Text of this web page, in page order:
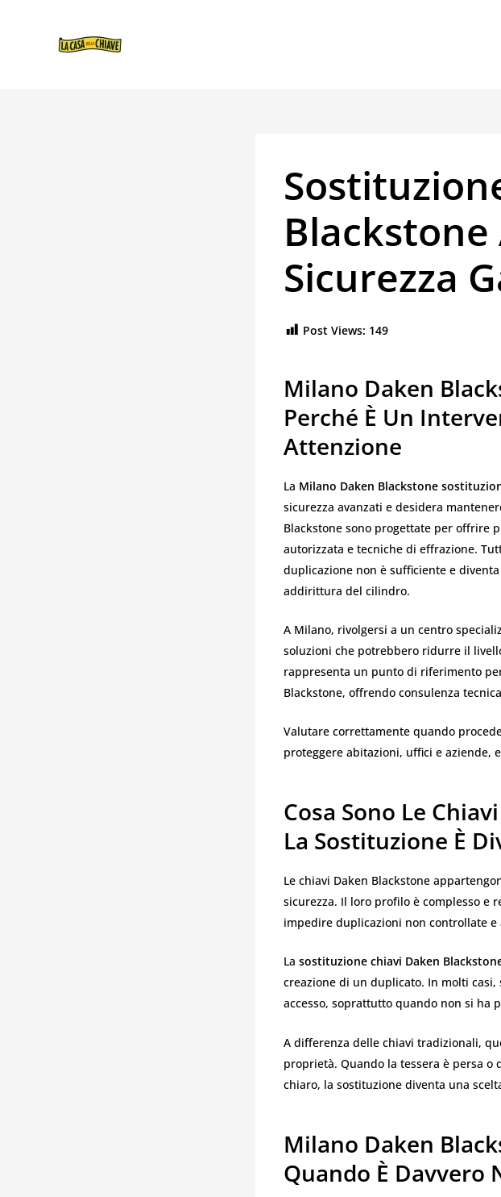
CONTENUTO
Sicurezza
Post Views: 149
Milano Daken
Perché È Un
Attenzione
La Milano Daken Blackstone
sicurezza avanzati e desidera
Blackstone sono progettate per offrire
autorizzata e tecniche di effrazione.
duplicazione non è sufficiente e
addirittura del cilindro.
A Milano, rivolgersi a un centro
soluzioni che potrebbero ridurre il
rappresenta un punto di riferimento
Blackstone, offrendo consulenza
Valutare correttamente quando
proteggere abitazioni, uffici e aziende,
Cosa Sono Le
La Sostituzione È
Le chiavi Daken Blackstone
sicurezza. Il loro profilo è complesso e
impedire duplicazioni non controllate
La sostituzione chiavi Daken
creazione di un duplicato. In molti
accesso, soprattutto quando non si ha
A differenza delle chiavi tradizionali,
proprietà. Quando la tessera è persa
chiaro, la sostituzione diventa una
Milano Daken
Quando È Davvero